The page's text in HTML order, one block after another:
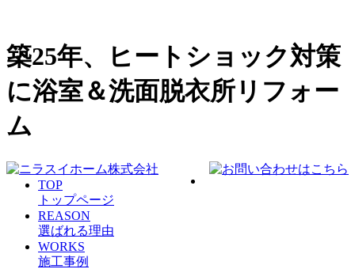
築25年、ヒートショック対策
に浴室＆洗面脱衣所リフォー
ム
TOP
トップページ
REASON
選ばれる理由
WORKS
施工事例